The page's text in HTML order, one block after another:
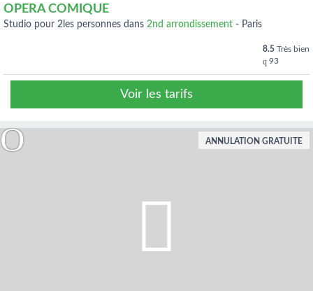
OPERA COMIQUE
studio pour 2les personnes dans 2nd arrondissement - Paris
8.5 Très bien
93
Voir les tarifs
ANNULATION GRATUITE